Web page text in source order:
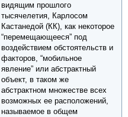
видящим прошлого
тысячелетия, Карлосом
Кастанедой (КК), как некоторое
“перемещающееся” под
воздействием обстоятельств и
факторов, “мобильное
явление” или абстрактный
объект, в таком же
абстрактном множестве всех
возможных ее расположений,
называемое в общем